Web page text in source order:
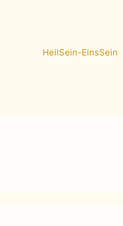
HeilSein-EinsSein